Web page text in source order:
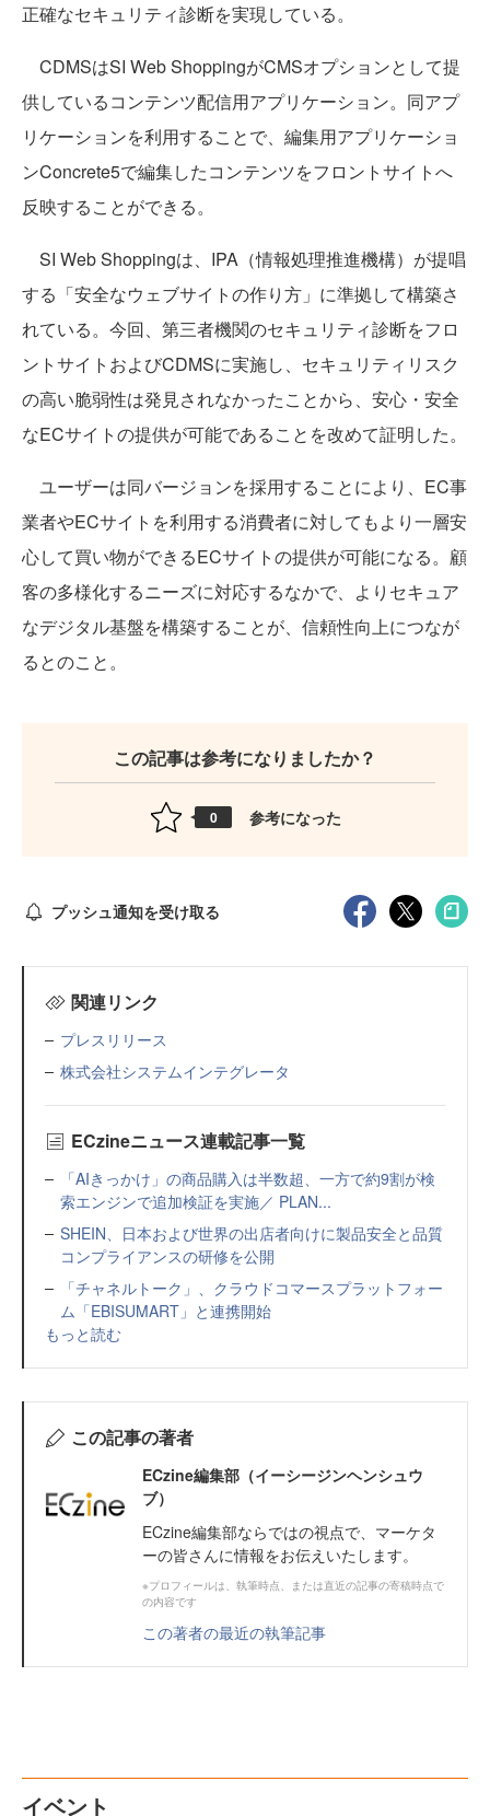
正確なセキュリティ診断を実現している。
CDMSはSI Web ShoppingがCMSオプションとして提
供しているコンテンツ配信用アプリケーション。同アプ
リケーションを利用することで、編集用アプリケーショ
ンConcrete5で編集したコンテンツをフロントサイトへ
反映することができる。
SI Web Shoppingは、IPA（情報処理推進機構）が提唱
する「安全なウェブサイトの作り方」に準拠して構築さ
れている。今回、第三者機関のセキュリティ診断をフロ
ントサイトおよびCDMSに実施し、セキュリティリスク
の高い脆弱性は発見されなかったことから、安心・安全
なECサイトの提供が可能であることを改めて証明した。
ユーザーは同バージョンを採用することにより、EC事
業者やECサイトを利用する消費者に対してもより一層安
心して買い物ができるECサイトの提供が可能になる。顧
客の多様化するニーズに対応するなかで、よりセキュア
なデジタル基盤を構築することが、信頼性向上につなが
るとのこと。
この記事は参考になりましたか？
0 参考になった
プッシュ通知を受け取る
関連リンク
プレスリリース
株式会社システムインテグレータ
ECzineニュース連載記事一覧
「AIきっかけ」の商品購入は半数超、一方で約9割が検
索エンジンで追加検証を実施／ PLAN...
SHEIN、日本および世界の出店者向けに製品安全と品質
コンプライアンスの研修を公開
「チャネルトーク」、クラウドコマースプラットフォー
ム「EBISUMART」と連携開始
もっと読む
この記事の著者
ECzine編集部（イーシージンヘンシュウ
ブ）
ECzine編集部ならではの視点で、マーケタ
ーの皆さんに情報をお伝えいたします。
※プロフィールは、執筆時点、または直近の記事の寄稿時点で
の内容です
この著者の最近の執筆記事
イベント